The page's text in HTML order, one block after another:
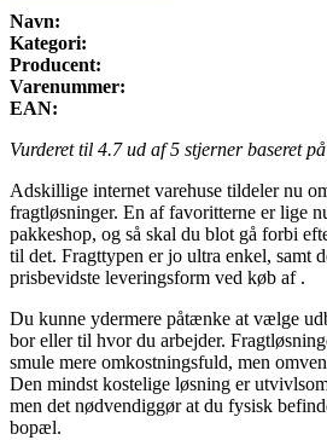
Navn:
Kategori:
Producent:
Varenummer:
EAN:
Vurderet til 4.7ud af 5 stjerner baseret på
Adskillige internet varehuse tildeler nu
fragtløsninger. En af favoritterne er lige
pakkeshop, og så skal du blot gå forbi
til det. Fragttypen er jo ultra enkel, samt
prisbevidste leveringsform ved køb af .
Du kunne ydermere påtænke at vælge
bor eller til hvor du arbejder.
smule mere omkostningsfuld, men
Den mindst kostelige løsning er
men det nødvendiggør at du fysisk
bopæl.